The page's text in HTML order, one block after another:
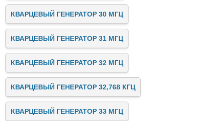
КВАРЦЕВЫЙ ГЕНЕРАТОР 30 МГЦ
КВАРЦЕВЫЙ ГЕНЕРАТОР 31 МГЦ
КВАРЦЕВЫЙ ГЕНЕРАТОР 32 МГЦ
КВАРЦЕВЫЙ ГЕНЕРАТОР 32,768 КГЦ
КВАРЦЕВЫЙ ГЕНЕРАТОР 33 МГЦ